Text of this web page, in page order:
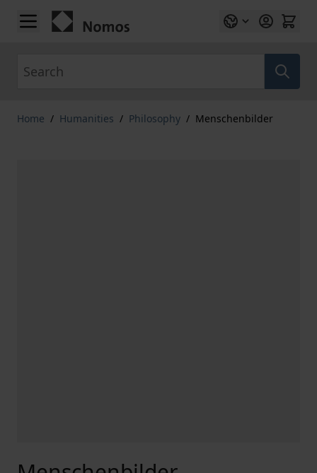
Skip to Content
Home / Humanities / Philosophy / Menschenbilder